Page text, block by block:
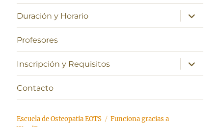
menú
inferior
Duración y Horario
expande
el
menú
Profesores
Inscripción y Requisitos
expande
el
menú
Contacto
Escuela de Osteopatía EOTS
Funciona gracias a